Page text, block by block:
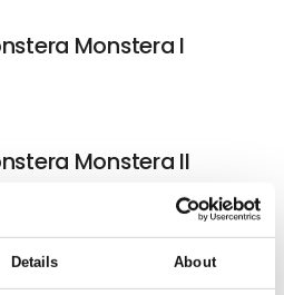
Details About
Monstera I
Monstera II
Now